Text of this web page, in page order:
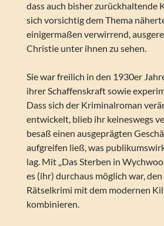
dass auch bisher zurückhaltende
sich vorsichtig dem Thema
einigermaßen verwirrend,
Christie unter ihnen zu sehen.
Sie war freilich in den 1930er
ihrer Schaffenskraft sowie
Dass sich der Kriminalroman
entwickelt, blieb ihr keineswegs
besaß einen ausgeprägten
aufgreifen ließ, was
lag. Mit „Das Sterben in
es (ihr) durchaus möglich war,
Rätselkrimi mit dem modernen
kombinieren.